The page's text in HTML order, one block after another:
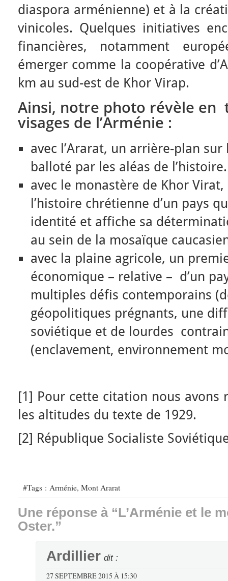
diaspora arménienne) et à la
vinicoles. Quelques initiatives
financières, notamment
émerger comme la coopérative
km au sud-est de Khor Virap.
Ainsi, notre photo révèle en
visages de l’Arménie :
avec l’Ararat, un arrière-plan
balloté par les aléas de l’histoire.
avec le monastère de Khor
l’histoire chrétienne d’un pays
identité et affiche sa
au sein de la mosaïque
avec la plaine agricole, un
économique – relative – d’un
multiples défis contemporains
géopolitiques prégnants, une
soviétique et de lourdes
(enclavement, environnement
[1] Pour cette citation nous avons
les altitudes du texte de 1929.
[2] République Socialiste
#Tags : Arménie, Mont Ararat
Une réponse à “L’Arménie et le
Oster.”
Ardillier dit :
27 SEPTEMBRE 2015 À 15:30